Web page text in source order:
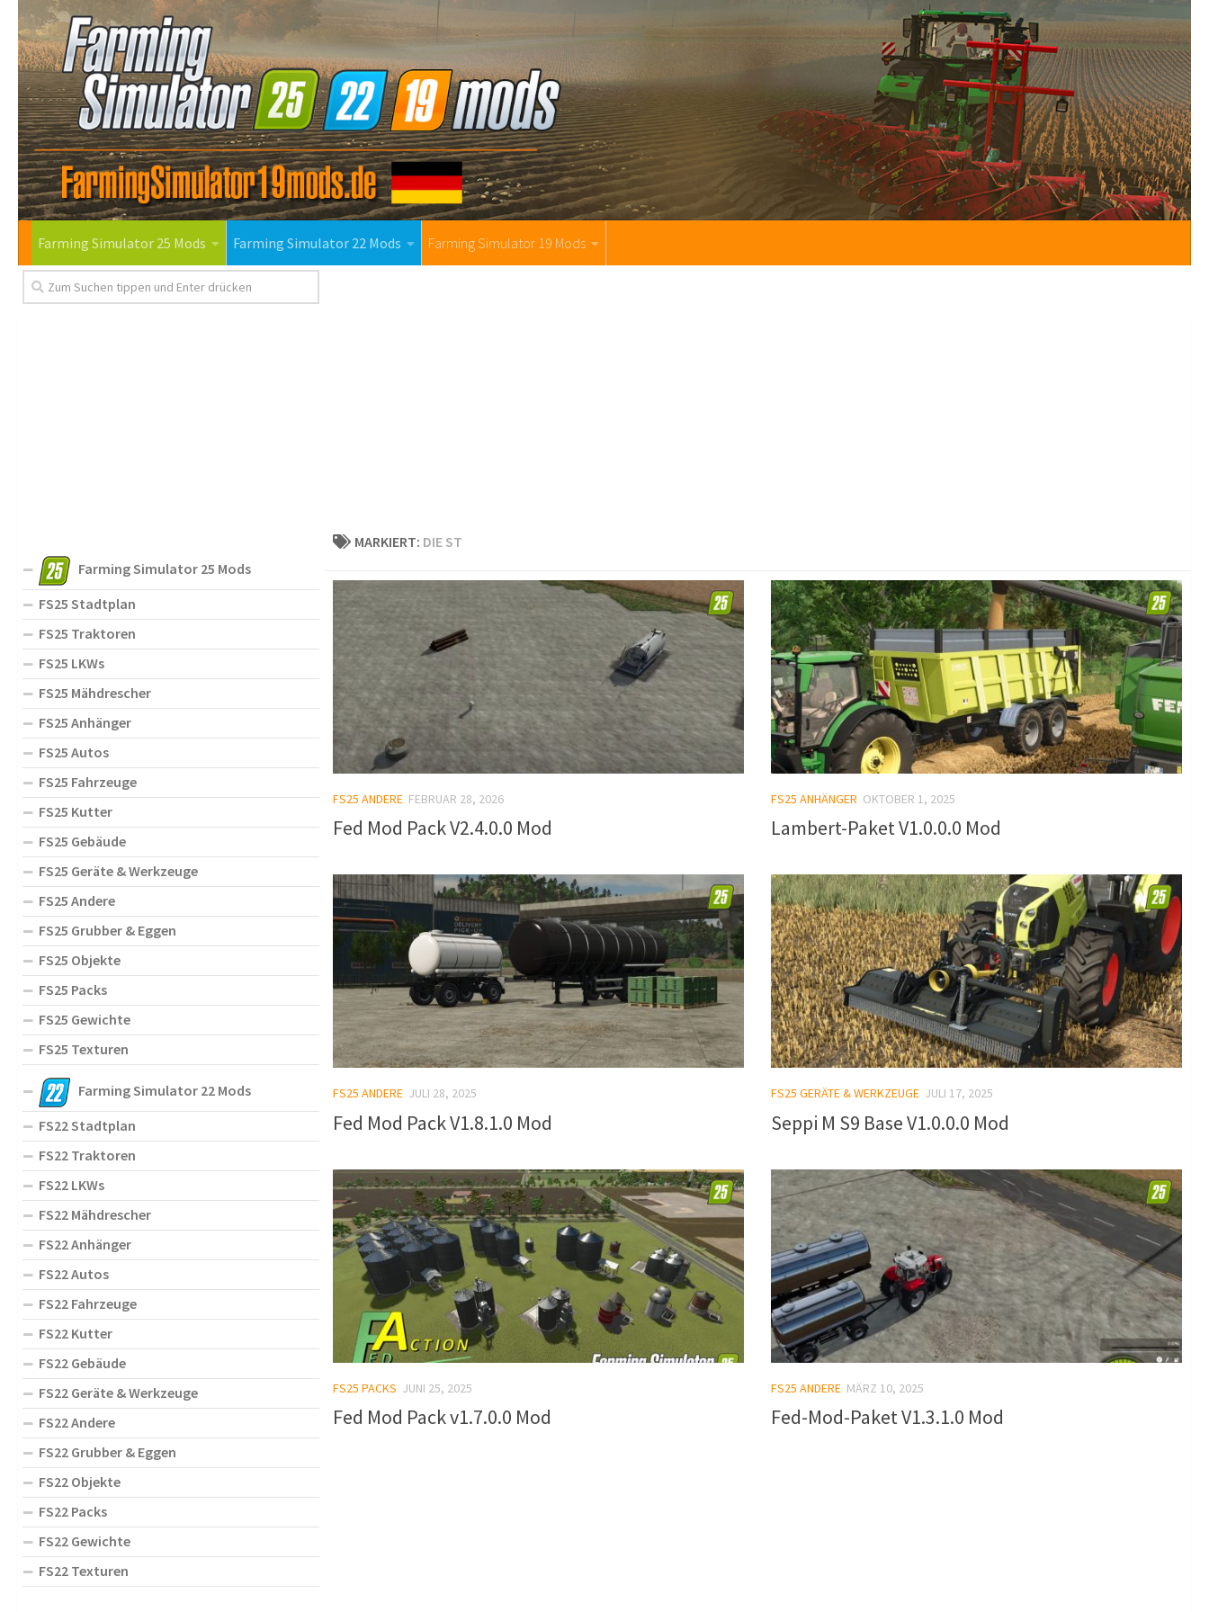
Farming Simulator 25 Mods Farming Simulator 22 Mods Farming Simulator 19 Mods
MARKIERT: DIE ST
FS25 ANDERE FEBRUAR 28, 2026
Fed Mod Pack V2.4.0.0 Mod
FS25 ANHÄNGER OKTOBER 1, 2025
Lambert-Paket V1.0.0.0 Mod
FS25 ANDERE JULI 28, 2025
Fed Mod Pack V1.8.1.0 Mod
FS25 GERÄTE & WERKZEUGE JULI 17, 2025
Seppi M S9 Base V1.0.0.0 Mod
FS25 PACKS JUNI 25, 2025
Fed Mod Pack v1.7.0.0 Mod
FS25 ANDERE MÄRZ 10, 2025
Fed-Mod-Paket V1.3.1.0 Mod
Farming Simulator 25 Mods
FS25 Stadtplan
FS25 Traktoren
FS25 LKWs
FS25 Mähdrescher
FS25 Anhänger
FS25 Autos
FS25 Fahrzeuge
FS25 Kutter
FS25 Gebäude
FS25 Geräte & Werkzeuge
FS25 Andere
FS25 Grubber & Eggen
FS25 Objekte
FS25 Packs
FS25 Gewichte
FS25 Texturen
Farming Simulator 22 Mods
FS22 Stadtplan
FS22 Traktoren
FS22 LKWs
FS22 Mähdrescher
FS22 Anhänger
FS22 Autos
FS22 Fahrzeuge
FS22 Kutter
FS22 Gebäude
FS22 Geräte & Werkzeuge
FS22 Andere
FS22 Grubber & Eggen
FS22 Objekte
FS22 Packs
FS22 Gewichte
FS22 Texturen